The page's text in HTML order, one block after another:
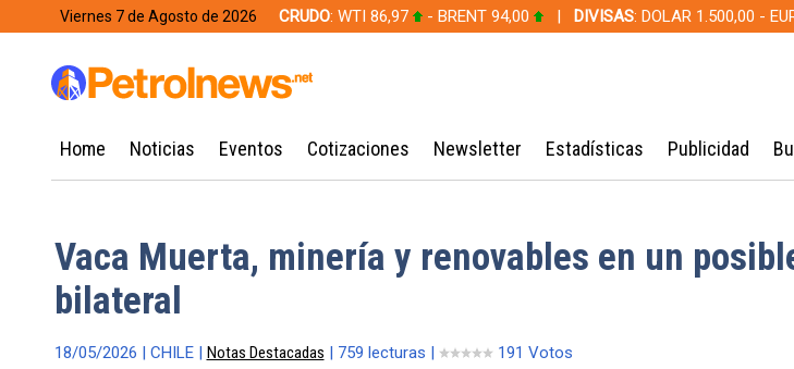
Viernes 7 de Agosto de 2026 CRUDO: WTI 86,97 - BRENT 94,00 | DIVISAS: DOLAR 1.500,00 -
Home Noticias Eventos Cotizaciones Newsletter Estadísticas Publicidad
Vaca Muerta, minería y renovables en un
bilateral
18/05/2026 | CHILE | Notas Destacadas | 759 lecturas | 191 Votos